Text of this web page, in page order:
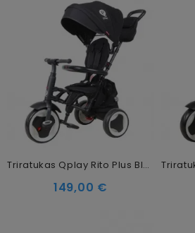
Triratukas Qplay Rito Plus Black
149,00 €